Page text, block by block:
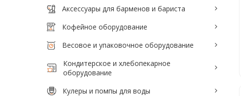
Аксессуары для барменов и бариста
Кофейное оборудование
Весовое и упаковочное оборудование
Кондитерское и хлебопекарное
оборудование
Кулеры и помпы для воды